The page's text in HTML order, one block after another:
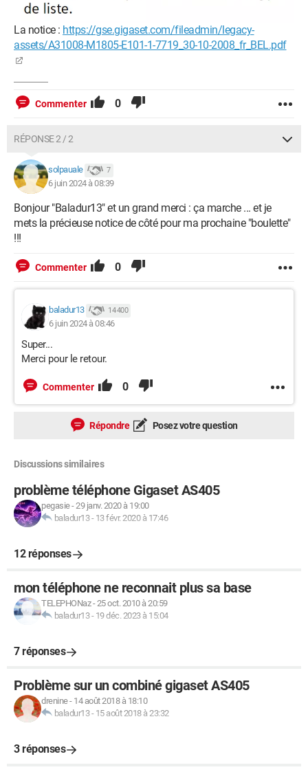
La notice : https://gse.gigaset.com/fileadmin/legacy-
assets/A31008-M1805-E101-1-7719_30-10-2008_fr_BEL.pdf
Commenter 0
RÉPONSE 2 / 2
solpauale 7
6 juin 2024 à 08:39
Bonjour "Baladur13" et un grand merci : ça marche ... et je
mets la précieuse notice de côté pour ma prochaine "boulette"
!!!
Commenter 0
baladur13 14 400
6 juin 2024 à 08:46
Super...
Merci pour le retour.
Commenter 0
Répondre Posez votre question
Discussions similaires
problème téléphone Gigaset AS405
pegasie-29 janv. 2020 à 19:00
baladur13- 13 févr. 2020 à 17:46
12 réponses
mon téléphone ne reconnait plus sa base
TELEPHONaz-25 oct. 2010 à 20:59
baladur13- 19 déc. 2023 à 15:04
7 réponses
Problème sur un combiné gigaset AS405
drenine- 14 août 2018 à 18:10
baladur13- 15 août 2018 à 23:32
3 réponses